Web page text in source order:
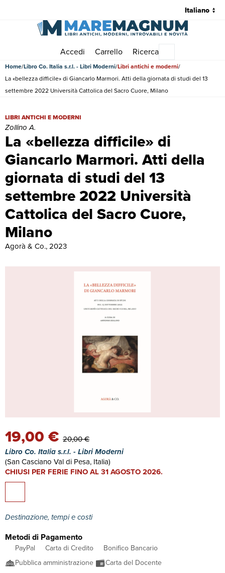
Accedi Carrello Ricerca
Home Libro Co. Italia s.r.l. - Libri Moderni Libri antichi e moderni
La «bellezza difficile» di Giancarlo Marmori. Atti della giornata di studi del 13
settembre 2022 Università Cattolica del Sacro Cuore, Milano
La «bellezza difficile» di
Giancarlo Marmori. Atti della
giornata di studi del 13
settembre 2022 Università
Cattolica del Sacro Cuore,
Milano
La «bellezza difficile» di Giancarlo Marmori. Atti della giornata di
LIBRI ANTICHI E MODERNI
Zollino A.
Agorà & Co., 2023
19,00 € 20,00 €
Libro Co. Italia s.r.l. - Libri Moderni
(San Casciano Val di Pesa, Italia)
CHIUSI PER FERIE FINO AL 31 AGOSTO 2026.
Destinazione, tempi e costi
Metodi di Pagamento
PayPal Carta di Credito
Bonifico Bancario
Pubblica amministrazione
Carta del Docente